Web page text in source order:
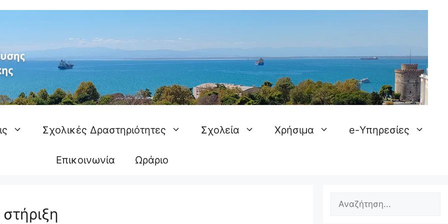
Σχολικές Δραστηριότητες Σχολεία Χρήσιμα e-Υπηρεσίες
Επικοινωνία Ωράριο